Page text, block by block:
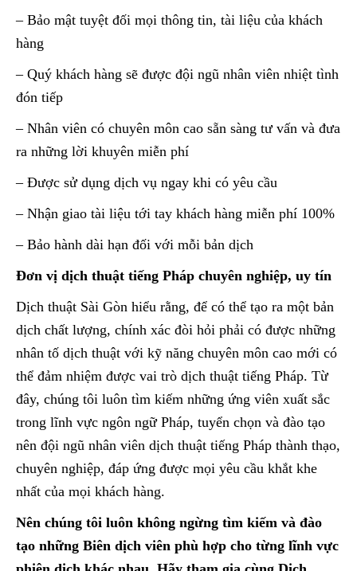
– Bảo mật tuyệt đối mọi thông tin, tài liệu của khách
hàng
– Quý khách hàng sẽ được đội ngũ nhân viên nhiệt tình
đón tiếp
– Nhân viên có chuyên môn cao sẵn sàng tư vấn và đưa
ra những lời khuyên miễn phí
– Được sử dụng dịch vụ ngay khi có yêu cầu
– Nhận giao tài liệu tới tay khách hàng miễn phí 100%
– Bảo hành dài hạn đối với mỗi bản dịch
Đơn vị dịch thuật tiếng Pháp chuyên nghiệp, uy tín
Dịch thuật Sài Gòn hiểu rằng, để có thể tạo ra một bản
dịch chất lượng, chính xác đòi hỏi phải có được những
nhân tố dịch thuật với kỹ năng chuyên môn cao mới có
thể đảm nhiệm được vai trò dịch thuật tiếng Pháp. Từ
đây, chúng tôi luôn tìm kiếm những ứng viên xuất sắc
trong lĩnh vực ngôn ngữ Pháp, tuyển chọn và đào tạo
nên đội ngũ nhân viên dịch thuật tiếng Pháp thành thạo,
chuyên nghiệp, đáp ứng được mọi yêu cầu khắt khe
nhất của mọi khách hàng.
Nên chúng tôi luôn không ngừng tìm kiếm và đào
tạo những Biên dịch viên phù hợp cho từng lĩnh vực